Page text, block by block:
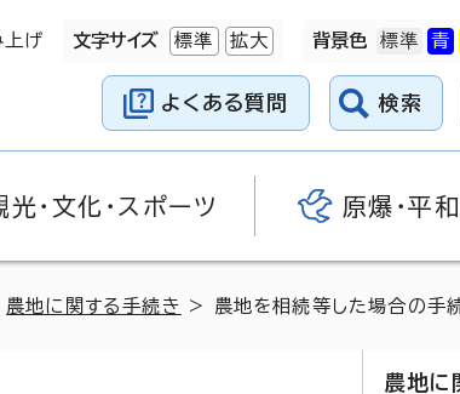
上げ 文字サイズ 標準 拡大 背景色
よくある質問 検索
光・文化・スポーツ 原爆・平和
農地に関する手続き > 農地を相続等した場合の手
農地に